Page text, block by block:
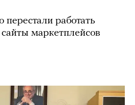
работать
маркетплейсов